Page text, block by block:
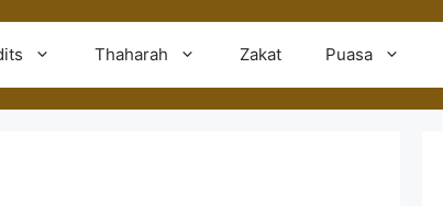
Thaharah Zakat Puasa